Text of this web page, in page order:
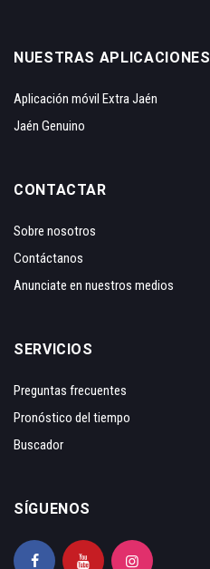
NUESTRAS APLICACIONES
Aplicación móvil Extra Jaén
Jaén Genuino
CONTACTAR
Sobre nosotros
Contáctanos
Anunciate en nuestros medios
SERVICIOS
Preguntas frecuentes
Pronóstico del tiempo
Buscador
SÍGUENOS